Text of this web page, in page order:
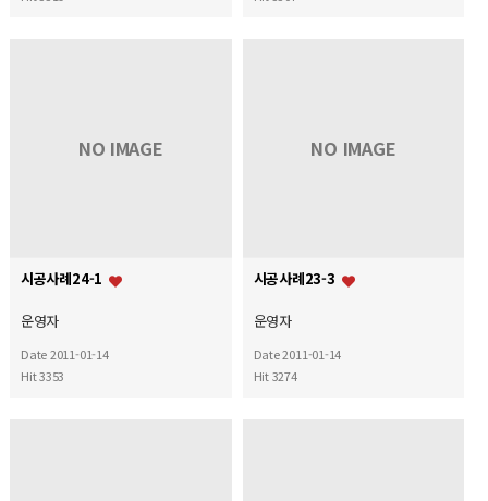
NO IMAGE
시공사례24-1
운영자
Date 2011-01-14
Hit 3353
NO IMAGE
시공사례23-3
운영자
Date 2011-01-14
Hit 3274